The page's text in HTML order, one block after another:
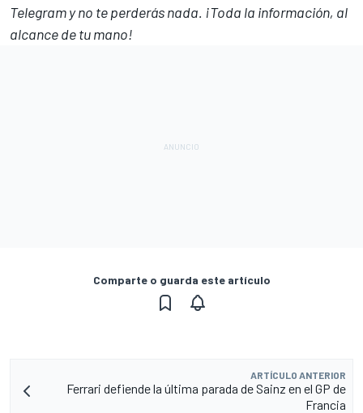
Telegramy no te perderás nada. ¡Toda la información, al
alcance de tu mano!
Comparte o guarda este artículo
ARTÍCULO ANTERIOR
Ferrari defiende la última parada de Sainz en el GP de
Francia